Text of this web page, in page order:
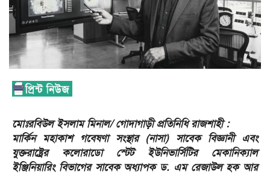
​মোঃরবিউল ইসলাম মিনাল/ গোদাগাড়ী প্রতিনিধি রাজশাহী :
মার্কিন মহাকাশ গবেষণা সংস্থার (নাসা) সাবেক বিজ্ঞানী এবং
যুক্তরাষ্ট্রের কলোরাডো স্টেট ইউনিভার্সিটির মেকানিক্যাল
ইঞ্জিনিয়ারিং বিভাগের সাবেক অধ্যাপক ড. এম রেজাউল হক আর